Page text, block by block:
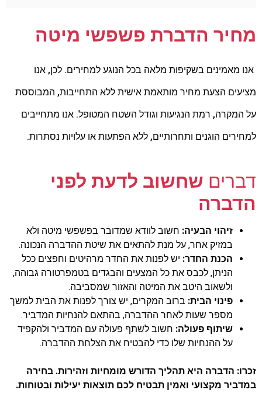
מחיר הדברת פשפשי מיטה
אנו מאמינים בשקיפות מלאה בכל הנוגע למחירים. לכן, אנו
מציעים הצעת מחיר מותאמת אישית ללא התחייבות, המבוססת
על המקרה, רמת הנגיעות וגודל השטח המטופל. אנו מתחייבים
למחירים הוגנים ותחרותיים, ללא הפתעות או עלויות נסתרות.
דברים שחשוב לדעת לפני
הדברה
זיהוי הבעיה: חשוב לוודא שמדובר בפשפשי מיטה ולא
במזיק אחר, על מנת להתאים את שיטת ההדברה הנכונה.
הכנת החדר: יש לפנות את החדר מרהיטים וחפצים ככל
הניתן, לכבס את כל המצעים והבגדים בטמפרטורה גבוהה,
ולשאוב היטב את המיטה והאזור שמסביבה.
פינוי הבית: ברוב המקרים, יש צורך לפנות את הבית למשך
מספר שעות לאחר ההדברה, בהתאם להנחיות המדביר.
שיתוף פעולה: חשוב לשתף פעולה עם המדביר ולהקפיד
על ההנחיות שלו כדי להבטיח את הצלחת ההדברה.
זכרו: הדברה היא תהליך הדורש מומחיות וזהירות. בחירה
במדביר מקצועי ואמין תבטיח לכם תוצאות יעילות ובטוחות.